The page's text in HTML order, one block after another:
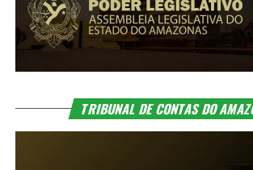
TRIBUNAL DE CONTAS DO